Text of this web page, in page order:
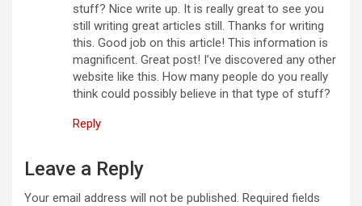
stuff? Nice write up. It is really great to see you
still writing great articles still. Thanks for writing
this. Good job on this article! This information is
magnificent. Great post! I’ve discovered any other
website like this. How many people do you really
think could possibly believe in that type of stuff?
Reply
Leave a Reply
Your email address will not be published. Required fields